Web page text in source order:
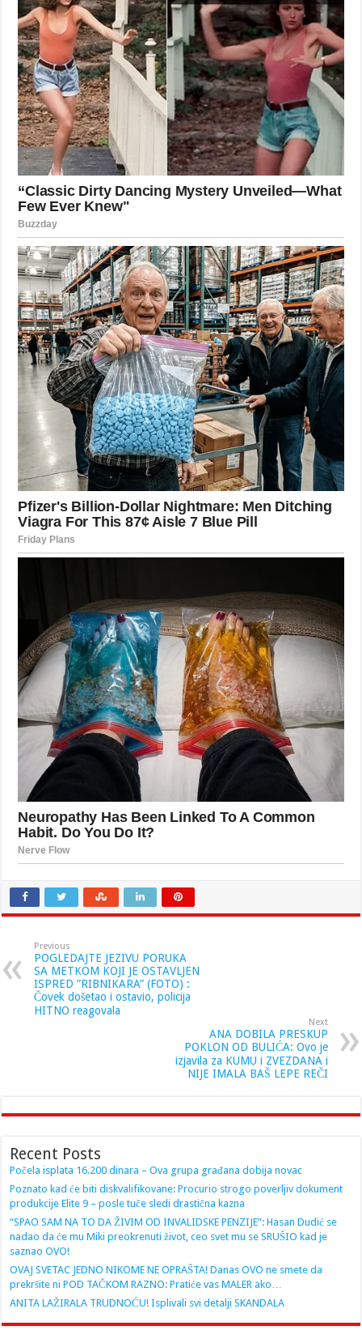
Previous
POGLEDAJTE JEZIVU PORUKA
SA METKOM KOJI JE OSTAVLJEN
ISPRED ”RIBNIKARA” (FOTO) :
Čovek došetao i ostavio, policija
HITNO reagovala
Next
ANA DOBILA PRESKUP
POKLON OD BULIĆA: Ovo je
izjavila za KUMU i ZVEZDANA i
NIJE IMALA BAŠ LEPE REČI
Recent Posts
Počela isplata 16.200 dinara – Ova grupa građana dobija novac
Poznato kad će biti diskvalifikovane: Procurio strogo poverljiv dokument
produkcije Elite 9 – posle tuče sledi drastična kazna
“SPAO SAM NA TO DA ŽIVIM OD INVALIDSKE PENZIJE”: Hasan Dudić se
nadao da će mu Miki preokrenuti život, ceo svet mu se SRUŠIO kad je
saznao OVO!
OVAJ SVETAC JEDNO NIKOME NE OPRAŠTA! Danas OVO ne smete da
prekršite ni POD TAČKOM RAZNO: Pratiće vas MALER ako…
ANITA LAŽIRALA TRUDNOĆU! Isplivali svi detalji SKANDALA